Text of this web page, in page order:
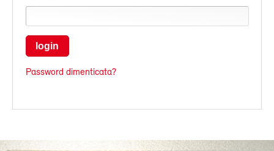
login
Password dimenticata?